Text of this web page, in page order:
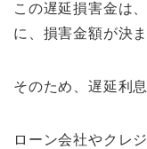
この遅延損害金は
に、損害金額が決ま
そのため、遅延利
ローン会社やクレ